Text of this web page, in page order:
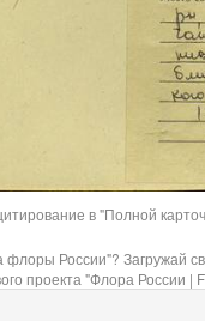
в "Полной
России"? Загружай
проекта "Флора России |